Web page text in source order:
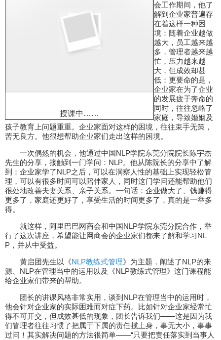
授课中……
会工作期间，他了
解到企业家普遍存
在着这样一种困
境：随着企业越做
越大，员工越来越
多，管理者越来越
忙，压力越来越
大，但成效却甚
低；更要命的是，
企业家在为了企业
的发展疲于奔命的
同时，往往忽略了
家庭，导致婚姻及
孩子教育上问题重重。企业家面对这样的困境，往往束手无策，
苦无良方。他很想帮助企业家们走出这样的困境。
一次偶然的机会，他通过中国NLP学院东莞分院院长陈宇杰
先生的分享，接触到一门学问：NLP。他从陈院长的分享中了解
到：企业家学了NLP之后，可以在洞察人性的基础上实现轻松管
理，可以有很多时间可以陪伴家人，同时这门学问还能帮助他们
很处地改善夫妻关系、亲子关系。一句话：企业做大了、钱赚得
更多了，家庭还更好了，享受生活的时间更多了，真的是一举多
得。
就这样，阿里巴巴网商会和中国NLP学院东莞分院合作，举
行了这次讲座，希望能让网商会的企业家们都来了解和学习NL
P，并从中受益。
黄启团先生以《NLP教练式管理》为主题，阐述了NLP的来
源、NLP在管理当中的运用以及《NLP教练式管理》这门课程能
给企业家们带来的帮助。
团长的讲课风格非常实用，谈到NLP在管理当中的运用时，
他会针对企业家的实际困难而对症下药。比如针对企业家经常忙
得不可开交，但成效甚低的现象，团长告诉我们——这是因为我
们管理者往往习惯了把属于下属的责任揽上身，事无大小，事事
过问！其实解决问题的方法很简单——“只要把责任落实到当事人